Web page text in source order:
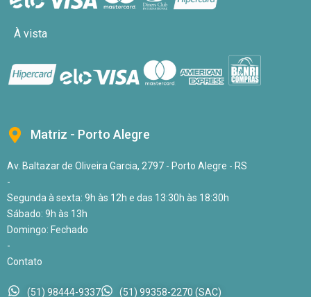
À vista
Matriz - Porto Alegre
Av. Baltazar de Oliveira Garcia, 2797 - Porto Alegre - RS
-
Segunda à sexta: 9h às 12h e das 13:30h às 18:30h
Sábado: 9h às 13h
Domingo: Fechado
-
Contato
(51) 98444-9337 (51) 99358-2270 (SAC)